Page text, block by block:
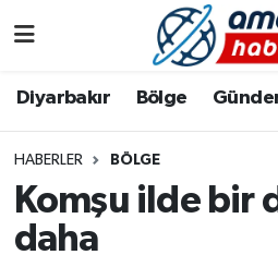
Diyarbakır Bölge
HABERLER BÖLGE
Komşu ilde bir
daha
Bölge
Röportaj
Foto Galeri
Aile
Asayiş
Bilim & Teknoloji
Diyarbakır Hava Durumu
Diyarbakır Namaz
Diyarbakır Trafik